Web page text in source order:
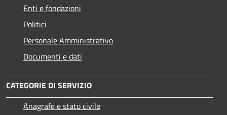
Enti e fondazioni
Politici
Personale Amministrativo
Documenti e dati
CATEGORIE DI SERVIZIO
Anagrafe e stato civile